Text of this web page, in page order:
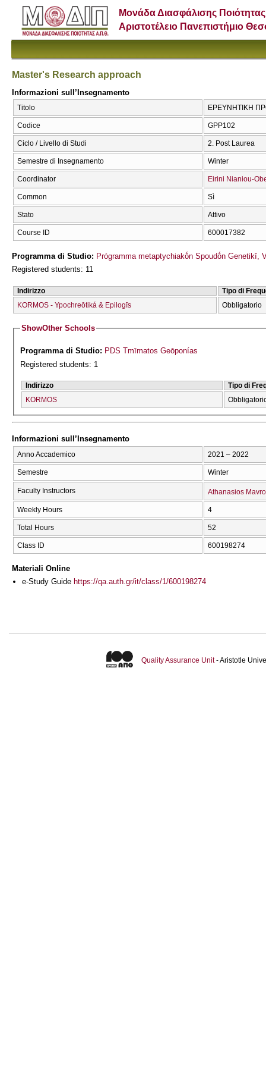
Μονάδα Διασφάλισης Ποιότητας
Αριστοτέλειο Πανεπιστήμιο
Master's Research approach
Informazioni sull’Insegnamento
Titolo ΕΡΕΥΝΗΤΙΚΗ
Codice GPP102
Ciclo / Livello di Studi 2. Post Laurea
Semestre di Insegnamento Winter
Coordinator Eirini Nianiou-
Common Sì
Stato Attivo
Course ID 600017382
Programma di Studio: Prógramma metaptychiakṓn Spoudṓn
Registered students: 11
Indirizzo
Tipo di
KORMOS - Ypochreōtiká & Epilogīs
Obbligatorio
ShowOther Schools
Programma di Studio: PDS Tmīmatos Geōponías
Registered students: 1
Indirizzo
Tipo di
KORMOS
Informazioni sull’Insegnamento
Anno Accademico 2021 – 2022
Semestre Winter
Faculty Instructors Athanasios
Weekly Hours 4
Total Hours 52
Class ID 600198274
Materiali Online
e-Study Guide https://qa.auth.gr/it/class/1/600198274
Quality Assurance Unit- Aristotle